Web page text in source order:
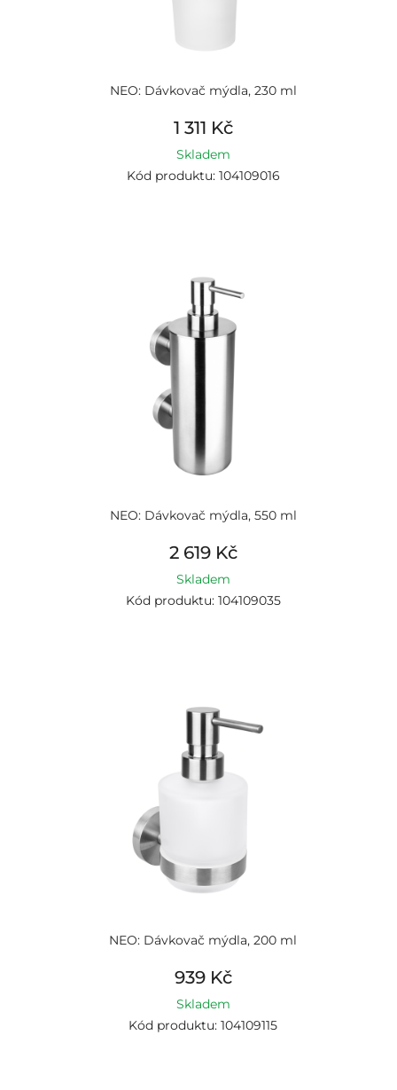
NEO: Dávkovač mýdla, 230 ml
1 311 Kč
Skladem
Kód produktu: 104109016
NEO: Dávkovač mýdla, 550 ml
2 619 Kč
Skladem
Kód produktu: 104109035
NEO: Dávkovač mýdla, 200 ml
939 Kč
Skladem
Kód produktu: 104109115